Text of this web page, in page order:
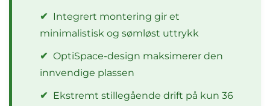
✔ Integrert montering gir et
minimalistisk og sømløst uttrykk
✔ OptiSpace-design maksimerer den
innvendige plassen
✔ Ekstremt stillegående drift på kun 36